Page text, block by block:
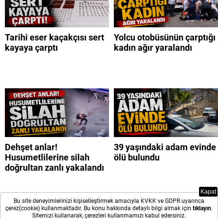
Tarihi eser kaçakçısı sert
kayaya çarptı
Yolcu otobüsünün çarptığı
kadın ağır yaralandı
Dehşet anlar!
Husumetlilerine silah
doğrultan zanlı yakalandı
39 yaşındaki adam evinde
ölü bulundu
Bu site deneyimlerinizi kişiselleştirmek amacıyla KVKK ve GDPR uyarınca
çerez(cookie) kullanmaktadır. Bu konu hakkında detaylı bilgi almak için tıklayın.
Sitemizi kullanarak, çerezleri kullanmamızı kabul edersiniz.
Kapat